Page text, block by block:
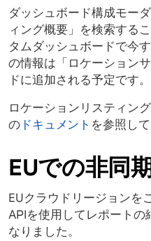
ダッシュボード構成モー
ィング概要」を検索する
タムダッシュボードで今
の情報は「ロケーション
ドに追加される予定です。
ロケーションリスティン
の ドキュメント を参照して
EUでの非同
EUクラウドリージョンを
APIを使用してレポート
なりました。